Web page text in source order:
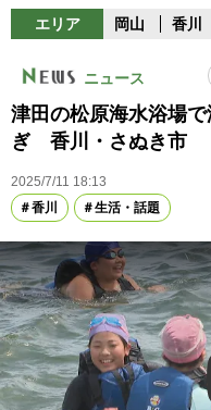
エリア 岡山 香川
ニュース
津田の松原海水浴場
ぎ 香川・さぬき市
2025/7/11 18:13
香川
生活・話題